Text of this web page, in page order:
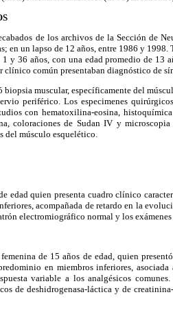
de los archivos de la Sección de
en un lapso de 12 años, entre 1986 y
1 y 36 años, con una edad promedio de
clínico común presentaban diagnóstico de
biopsia muscular, específicamente del
periférico. Los especimenes
con hematoxilina-eosina,
coloraciones de Sudan IV y
del músculo esquelético.
edad quien presenta cuadro clínico
acompañada de retardo en la
electromiográfico normal y los
de 15 años de edad, quien
en miembros inferiores,
variable a los analgésicos
de deshidrogenasa-láctica y de